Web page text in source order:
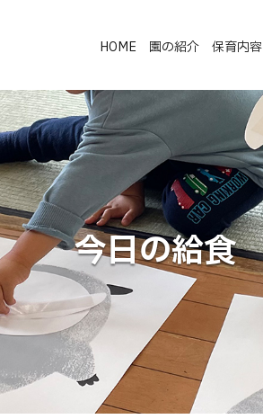
HOME 園の紹介 保育内容
今日の給食